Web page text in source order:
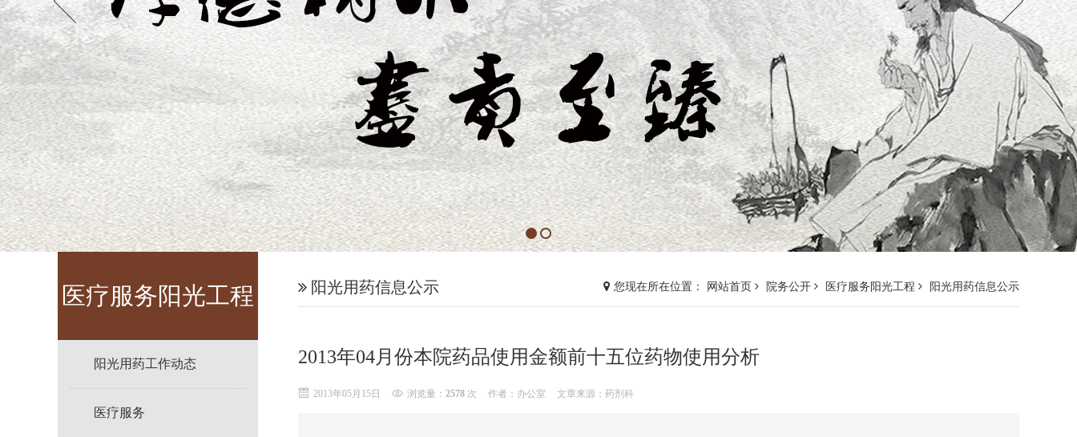
医疗服务阳光工程
阳光用药工作动态
医疗服务
您现在所在位置： 网站首页 院务公开 医疗服务阳光工程 阳光用药信息公示
阳光用药信息公示
2013年04月份本院药品使用金额前十五位药物使用分析
2013年05月15日 浏览量： 2578 次 作者：办公室 文章来源：药剂科